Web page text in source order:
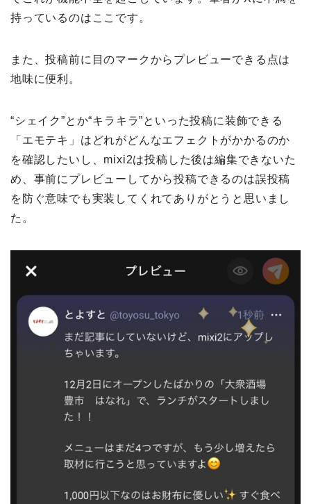
持っているのはここです。
また、投稿前に目のマークからプレビューできる点は
地味に便利。
“シェイク”とか“キラキラ”といった投稿に装飾できる
「エモテキ」はどれがどんなエフェクトがかかるのか
を確認したいし、mixi2は投稿した後は編集できないた
め、事前にプレビューしてから投稿できるのは誤投稿
を防ぐ意味でも実装してくれてありがとうと思いまし
た。